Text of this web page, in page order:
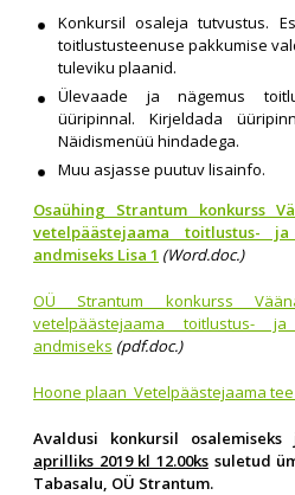
Konkursil osaleja tutvustus.
toitlustusteenuse pakkumise
tuleviku plaanid.
Ülevaade ja nägemus
üüripinnal. Kirjeldada
Näidismenüü hindadega.
Muu asjasse puutuv lisainfo.
Osaühing Strantum konkurss
vetelpäästejaama toitlustus-
andmiseks Lisa 1 (Word.doc.)
OÜ Strantum konkurss
vetelpäästejaama toitlustus-
andmiseks (pdf.doc.)
Hoone plaan_Vetelpäästejaama tee
Avaldusi konkursil
aprilliks 2019 kl 12.00kssuletud
Tabasalu, OÜ Strantum.